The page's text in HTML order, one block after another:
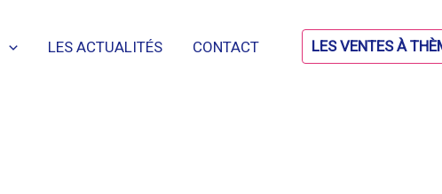
LES ACTUALITÉS CONTACT LES VENTES À